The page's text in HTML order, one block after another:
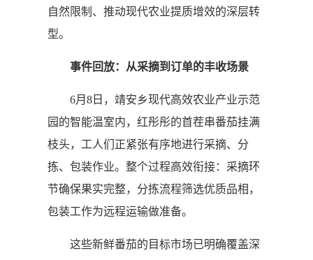
自然限制、推动现代农业提质增效的深层转
型。
事件回放：从采摘到订单的丰收场景
6月8日，靖安乡现代高效农业产业示范
园的智能温室内，红彤彤的首茬串番茄挂满
枝头，工人们正紧张有序地进行采摘、分
拣、包装作业。整个过程高效衔接：采摘环
节确保果实完整，分拣流程筛选优质品相，
包装工作为远程运输做准备。
这些新鲜番茄的目标市场已明确覆盖深